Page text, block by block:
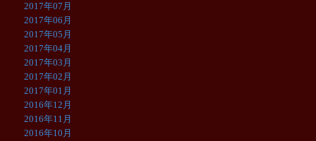
2017年07月
2017年06月
2017年05月
2017年04月
2017年03月
2017年02月
2017年01月
2016年12月
2016年11月
2016年10月